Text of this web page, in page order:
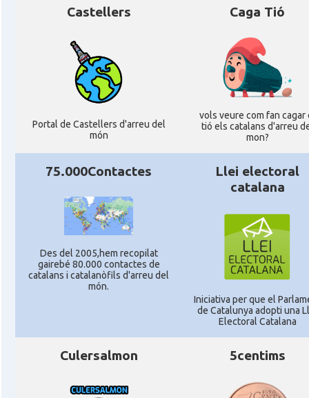
Castellers
Portal de Castellers d'arreu del
món
Caga Tió
vols veure com fan cagar
tió els catalans d'arreu
mon?
75.000Contactes
Des del 2005,hem recopilat
gairebé 80.000 contactes de
catalans i catalanòfils d'arreu del
món.
Llei electoral
catalana
Iniciativa per que el
de Catalunya adopti una
Electoral Catalana
Culersalmon 5centims